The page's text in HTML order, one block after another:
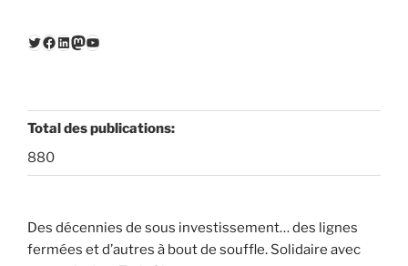
Twitter
Facebook
LinkedIn
Mastodon
YouTube
Total des publications:
880
Des décennies de sous investissement… des lignes
fermées et d’autres à bout de souffle. Solidaire avec